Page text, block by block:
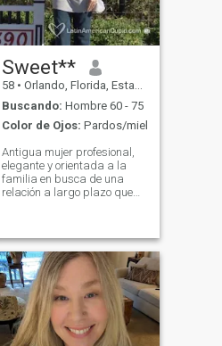
Sweet**
58 • Orlando, Florida, Estados Unidos
Buscando: Hombre 60 - 75
Color de Ojos: Pardos/miel
Antigua mujer profesional,
elegante y orientada a la
familia en busca de una
relación a largo plazo que
interés para compartir la
vida con. Considérese a mí
misma dulce, espiritual y
amorosa dama, activa,
fuerte valores éticos y
morales, confiable, fácil de ir,
buen sentido del humor, leal,
apasionado y compasivo.